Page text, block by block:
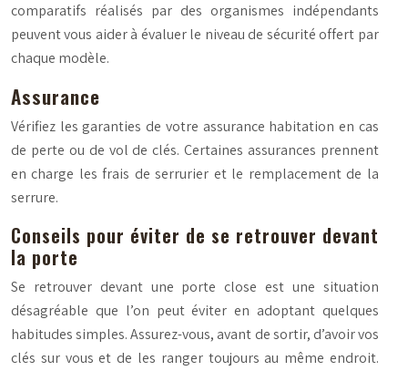
comparatifs réalisés par des organismes indépendants
peuvent vous aider à évaluer le niveau de sécurité offert par
chaque modèle.
Assurance
Vérifiez les garanties de votre assurance habitation en cas
de perte ou de vol de clés. Certaines assurances prennent
en charge les frais de serrurier et le remplacement de la
serrure.
Conseils pour éviter de se retrouver devant
la porte
Se retrouver devant une porte close est une situation
désagréable que l’on peut éviter en adoptant quelques
habitudes simples. Assurez-vous, avant de sortir, d’avoir vos
clés sur vous et de les ranger toujours au même endroit.